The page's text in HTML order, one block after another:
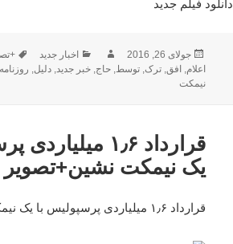
دانلود فیلم جدید
ارسال
شده
در
جولای 26, 2016 نویسندهدسته‌ها
اخبار جدید
اعلام ,افق ,ترک ,توسط ,حاج ,خبر جدید ,دلیل
نیمکت
قرارداد ۱٫۶
یک نیمکت نشین+تصویر
قرارداد ۱٫۶ میلیاردی پرسپولیس با یک نیمکت نشین+تصویر